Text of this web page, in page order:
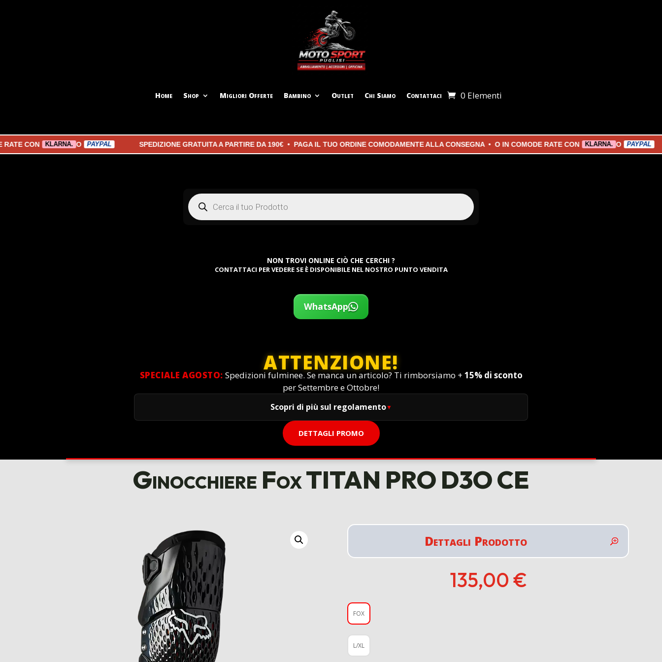
Home Shop Migliori Offerte Bambino Outlet Chi Siamo Contattaci 0 Elementi
KLARNA. O PAYPAL SPEDIZIONE GRATUITA A PARTIRE DA 190€ • PAGA IL TUO ORDINE COMODAMENTE ALLA CONSEGNA • O IN COMODE RATE CON KLARNA. O PAYPAL
Products
search
NON TROVI ONLINE CIÒ CHE CERCHI ?
CONTATTACI PER VEDERE SE È DISPONIBILE NEL NOSTRO PUNTO VENDITA
WhatsApp
ATTENZIONE!
SPECIALE AGOSTO: Spedizioni fulminee. Se manca un articolo? Ti rimborsiamo + 15% di sconto
per Settembre e Ottobre!
Scopri di più sul regolamento
DETTAGLI PROMO
Ginocchiere Fox TITAN PRO D3O CE
Dettagli Prodotto
135,00 €
FOX
L/XL